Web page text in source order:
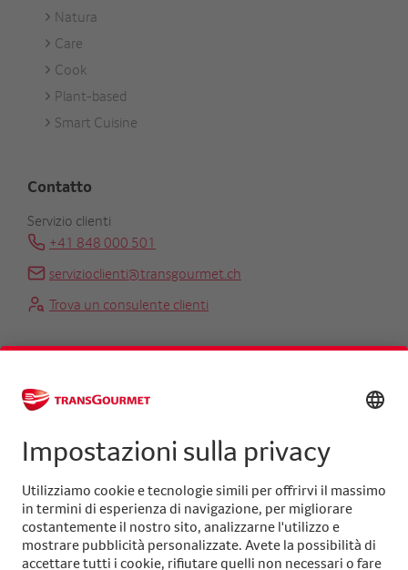
Natura
Care
Cook
Plant-based
Smart Cuisine
Contatto
Servizio clienti
+41 848 000 501
servizioclienti@transgourmet.ch
Trova un consulente clienti
info@transgourmet.ch
Select
your
language
Seguiteci su